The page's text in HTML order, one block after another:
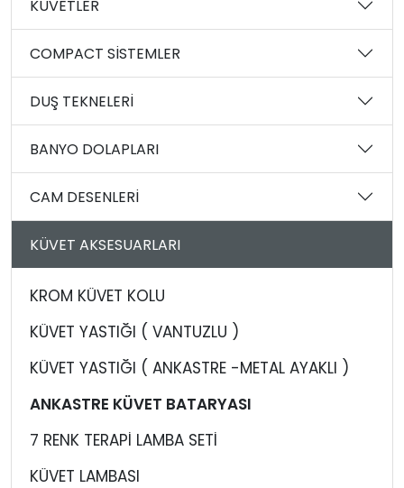
KÜVETLER
COMPACT SİSTEMLER
DUŞ TEKNELERİ
BANYO DOLAPLARI
CAM DESENLERİ
KÜVET AKSESUARLARI
KROM KÜVET KOLU
KÜVET YASTIĞI ( VANTUZLU )
KÜVET YASTIĞI ( ANKASTRE -METAL AYAKLI )
ANKASTRE KÜVET BATARYASI
7 RENK TERAPİ LAMBA SETİ
KÜVET LAMBASI